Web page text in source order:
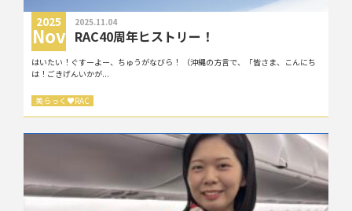
2025
Nov
2025.11.04
RAC40周年ヒストリー！
はいたい！ぐすーよー、ちゅうがなびら！ （沖縄の方言で、「皆さま、こんにち
は！ごきげんいかが...
美らっく ♥RAC